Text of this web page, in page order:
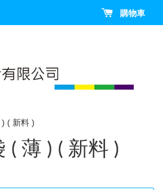
購物車
( 新料 )
( 薄 ) ( 新料 )